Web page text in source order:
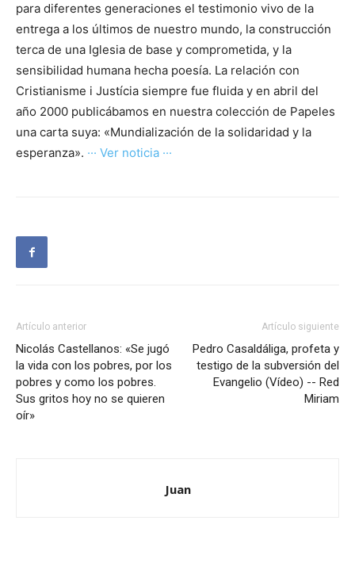
para diferentes generaciones el testimonio vivo de la
entrega a los últimos de nuestro mundo, la construcción
terca de una Iglesia de base y comprometida, y la
sensibilidad humana hecha poesía. La relación con
Cristianisme i Justícia siempre fue fluida y en abril del
año 2000 publicábamos en nuestra colección de Papeles
una carta suya: «Mundialización de la solidaridad y la
esperanza». ··· Ver noticia ···
Artículo anterior
Nicolás Castellanos: «Se jugó
la vida con los pobres, por los
pobres y como los pobres.
Sus gritos hoy no se quieren
oír»
Artículo siguiente
Pedro Casaldáliga, profeta y
testigo de la subversión del
Evangelio (Vídeo) -- Red
Miriam
Juan